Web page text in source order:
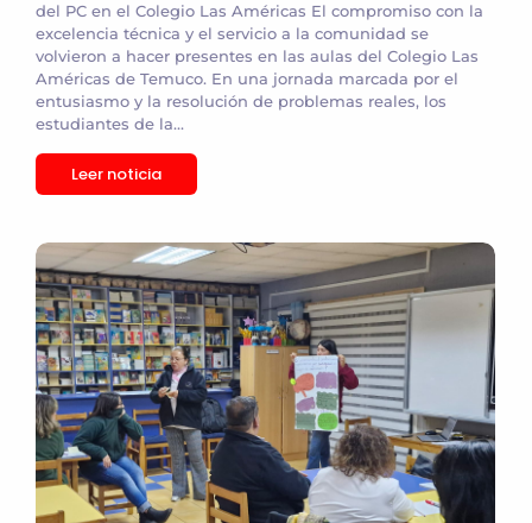
del PC en el Colegio Las Américas El compromiso con la
excelencia técnica y el servicio a la comunidad se
volvieron a hacer presentes en las aulas del Colegio Las
Américas de Temuco. En una jornada marcada por el
entusiasmo y la resolución de problemas reales, los
estudiantes de la...
Leer noticia